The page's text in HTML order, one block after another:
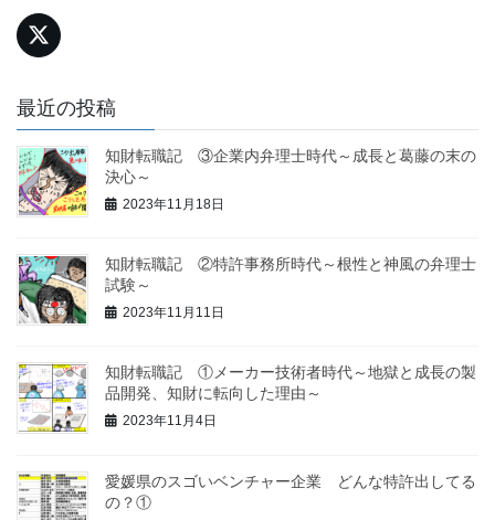
最近の投稿
知財転職記 ③企業内弁理士時代～成長と葛藤の末の
決心～
2023年11月18日
知財転職記 ②特許事務所時代～根性と神風の弁理士
試験～
2023年11月11日
知財転職記 ①メーカー技術者時代～地獄と成長の製
品開発、知財に転向した理由～
2023年11月4日
愛媛県のスゴいベンチャー企業 どんな特許出してる
の？①